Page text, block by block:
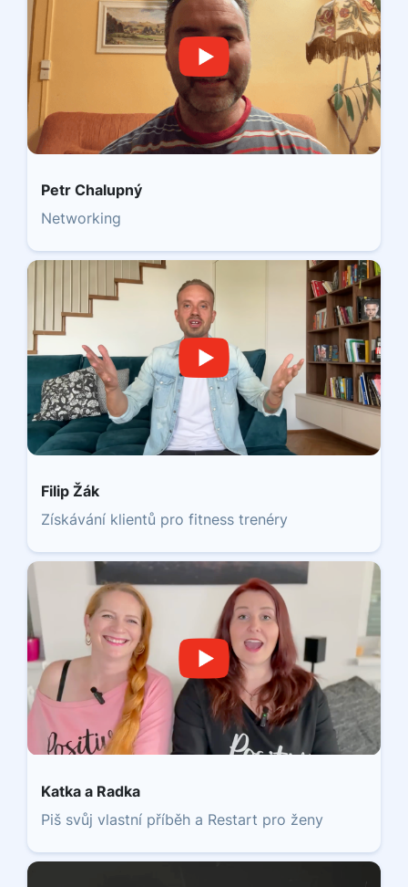
Petr Chalupný
Networking
Filip Žák
Získávání klientů pro fitness trenéry
Katka a Radka
Piš svůj vlastní příběh a Restart pro ženy